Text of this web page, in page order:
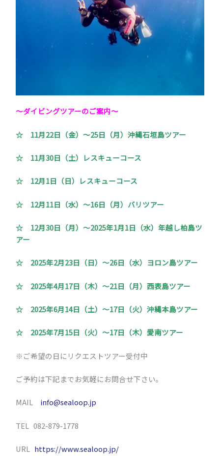
～ダイビングツアーのご案内～
☆ 11月22日（金）～25日（月）沖縄石垣島ツアー
☆ 11月30日（土）レスキューコース
☆ 12月1日（日）レスキューコース
☆ 12月11日（水）～16日（月）バリツアー
☆ 12月30日（月）～2025年1月1日（水）年越し柏島ツ
アー
☆ 2025年2月23日（日）～26日（水）ヨロン島ツアー
☆ 2025年4月17日（木）～21日（月）西表島ツアー
☆ 2025年6月14日（土）～17日（火）沖縄本島ツアー
☆ 2025年7月15日（火）～17日（木）愛南ツアー
※ご希望の日にリクエストツアー受付中
ご予約は下記までお気軽にお問合せ下さい。
MAIL info@sealoop.jp
TEL 082-879-1778
URL https://www.sealoop.jp/